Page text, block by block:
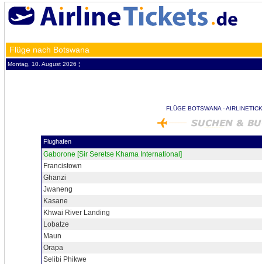
Flüge nach Botswana
Montag, 10. August 2026 ¦
FLÜGE BOTSWANA -
Flughafen
Gaborone [Sir Seretse Khama International]
Francistown
Ghanzi
Jwaneng
Kasane
Khwai River Landing
Lobatze
Maun
Orapa
Selibi Phikwe